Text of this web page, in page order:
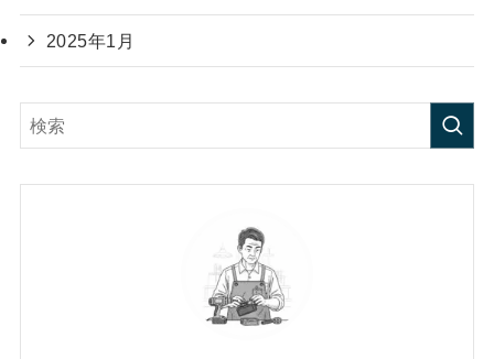
2025年1月